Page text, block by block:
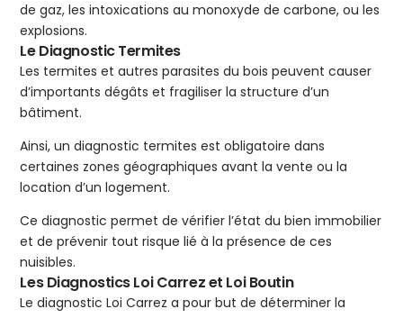
de gaz, les intoxications au monoxyde de carbone, ou les
explosions.
Le Diagnostic Termites
Les termites et autres parasites du bois peuvent causer
d’importants dégâts et fragiliser la structure d’un
bâtiment.
Ainsi, un diagnostic termites est obligatoire dans
certaines zones géographiques avant la vente ou la
location d’un logement.
Ce diagnostic permet de vérifier l’état du bien immobilier
et de prévenir tout risque lié à la présence de ces
nuisibles.
Les Diagnostics Loi Carrez et Loi Boutin
Le diagnostic Loi Carrez a pour but de déterminer la